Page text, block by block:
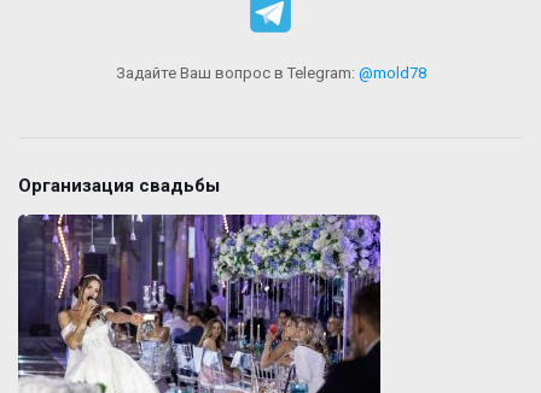
Задайте Ваш вопрос в Telegram: @mold78
Организация свадьбы